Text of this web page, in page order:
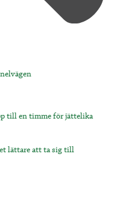
till en timme för jättelika
lättare att ta sig till